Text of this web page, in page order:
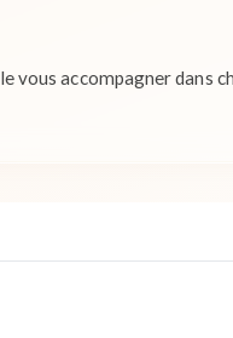
accompagner dans